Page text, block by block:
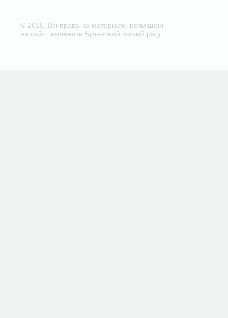
© 2015. Всі права на матеріали, розміщені
на сайті, належать Бучанській міській раді